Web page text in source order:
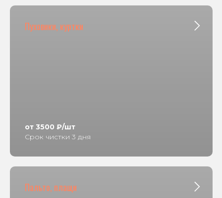
Пуховики, куртки
от 3500 ₽/шт
Срок чистки 3 дня
Пальто, плащи